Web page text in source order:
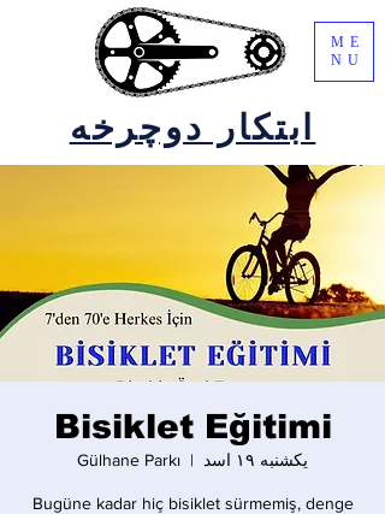
ابتکار دوچرخه
ME
NU
Bisiklet Eğitimi
یکشنبه ۱۹ اسد
  |
Gülhane Parkı
Bugüne kadar hiç bisiklet sürmemiş, denge